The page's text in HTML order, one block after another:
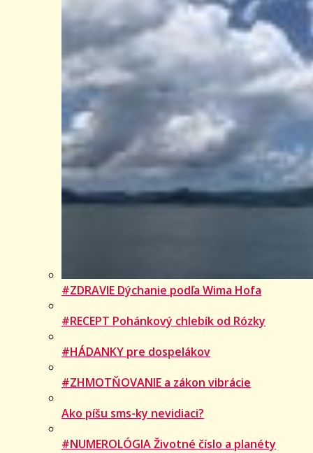
#ZDRAVIE Dýchanie podľa Wima Hofa
#RECEPT Pohánkový chlebík od Rózky
#HÁDANKY pre dospelákov
#ZHMOTŇOVANIE a zákon vibrácie
Ako píšu sms-ky nevidiaci?
#NUMEROLÓGIA Životné číslo a planéty